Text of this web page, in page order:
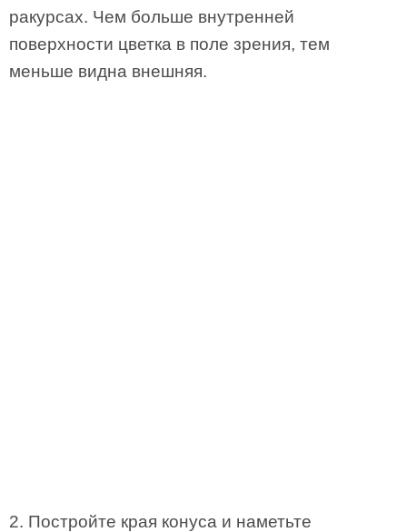
ракурсах. Чем больше внутренней
поверхности цветка в поле зрения, тем
меньше видна внешняя.
2. Постройте края конуса и наметьте